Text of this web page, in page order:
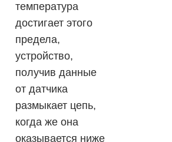
температура
достигает этого
предела,
устройство,
получив данные
от датчика
размыкает цепь,
когда же она
оказывается ниже